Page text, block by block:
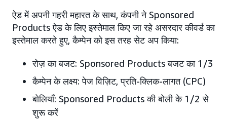
ऐड में अपनी गहरी महारत के साथ, कंपनी ने Sponsored
Products ऐड के लिए इस्तेमाल किए जा रहे असरदार कीवर्ड का
इस्तेमाल करते हुए, कैम्पेन को इस तरह सेट अप किया:
रोज़ का बजट: Sponsored Products बजट का 1/3
कैम्पेन के लक्ष्य: पेज विज़िट, प्रति-क्लिक-लागत (CPC)
बोलियाँ: Sponsored Products की बोली के 1/2 से
शुरू करें